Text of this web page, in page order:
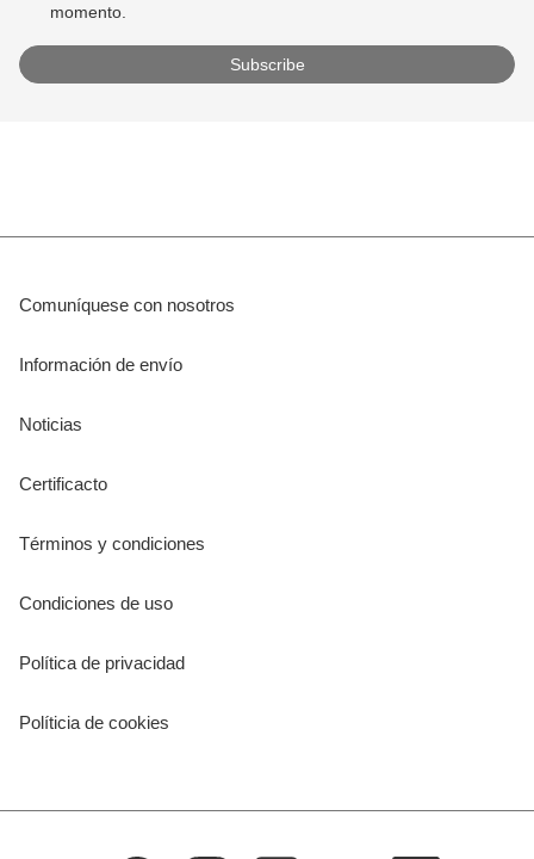
momento.
Comuníquese con nosotros
Información de envío
Noticias
Certificacto
Términos y condiciones
Condiciones de uso
Política de privacidad
Políticia de cookies